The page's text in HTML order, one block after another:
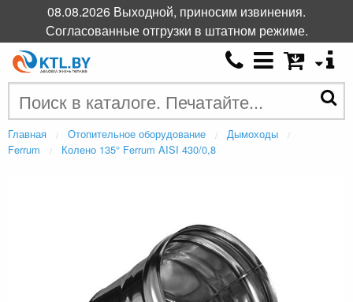
Главная Отопительное оборудование
Дымоходы
Ferrum
Колено 135° Ferrum AISI 430/0,8
08.08.2026 Выходной, приносим извинения.
Согласованные отгрузки в штатном режиме.